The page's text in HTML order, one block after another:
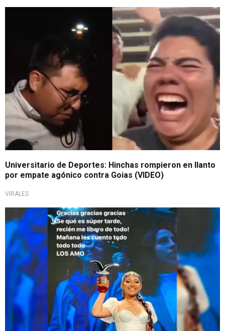
Universitario de Deportes: Hinchas rompieron en llanto
por empate agónico contra Goias (VIDEO)
VIRALES
Dejó en alto al Perú